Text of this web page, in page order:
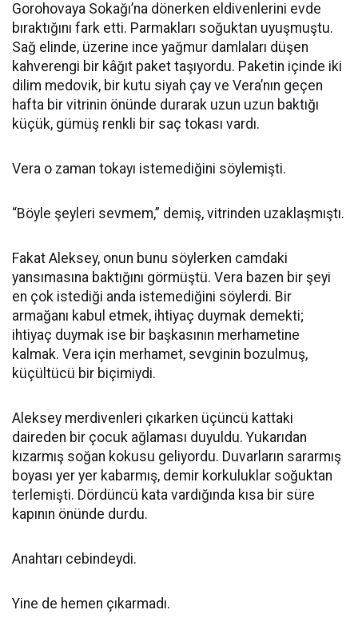
Gorohovaya Sokağı’na dönerken eldivenlerini evde
bıraktığını fark etti. Parmakları soğuktan uyuşmuştu.
Sağ elinde, üzerine ince yağmur damlaları düşen
kahverengi bir kâğıt paket taşıyordu. Paketin içinde iki
dilim medovik, bir kutu siyah çay ve Vera’nın geçen
hafta bir vitrinin önünde durarak uzun uzun baktığı
küçük, gümüş renkli bir saç tokası vardı.
Vera o zaman tokayı istemediğini söylemişti.
“Böyle şeyleri sevmem,” demiş, vitrinden uzaklaşmıştı.
Fakat Aleksey, onun bunu söylerken camdaki
yansımasına baktığını görmüştü. Vera bazen bir şeyi
en çok istediği anda istemediğini söylerdi. Bir
armağanı kabul etmek, ihtiyaç duymak demekti;
ihtiyaç duymak ise bir başkasının merhametine
kalmak. Vera için merhamet, sevginin bozulmuş,
küçültücü bir biçimiydi.
Aleksey merdivenleri çıkarken üçüncü kattaki
daireden bir çocuk ağlaması duyuldu. Yukarıdan
kızarmış soğan kokusu geliyordu. Duvarların sararmış
boyası yer yer kabarmış, demir korkuluklar soğuktan
terlemişti. Dördüncü kata vardığında kısa bir süre
kapının önünde durdu.
Anahtarı cebindeydi.
Yine de hemen çıkarmadı.